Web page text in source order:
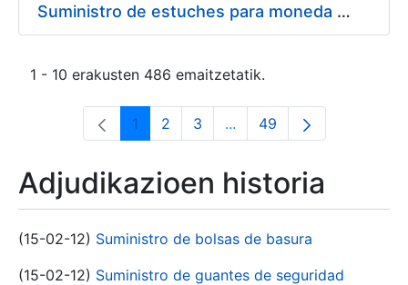
Suministro de estuches para moneda de 30 €
1 - 10 erakusten 486 emaitzetatik.
Orrialdea
1 Orrialdea
2 Orrialdea
3 ...Intermediate Pages Use
Orrialdea
49
Adjudikazioen historia
(15-02-12) Suministro de bolsas de basura
(15-02-12) Suministro de guantes de seguridad